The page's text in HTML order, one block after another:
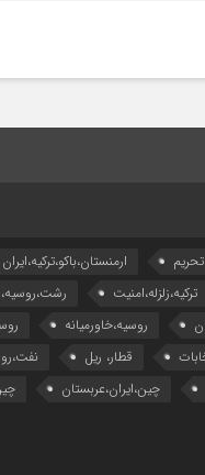
ارمنستان،باکو،ترکیه،ایران
ترکیه،زلزله،امنیت
روسیه،خاورمیانه
قطار، ریل
چین،ایران،عربستان